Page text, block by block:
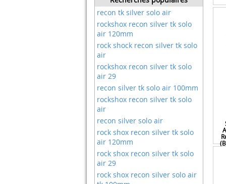
Dilwe
Dioche
Dresco
Dt Swiss
Dunlop Sport
Durca
Easton
Ecelen
Ecovelo
Effetto Mariposa
Elvedes
Ergotec
Eskapad
Estink
Eyepower
Fafeicy
Compteurs Vélo
Couronnes
Fonds De Jantes
Fourche Cycles
Fourches
Freins
Garde-boue
Graissage
Home Trainer
Home Trainers
Housses
Huile De Fourche Moto
Huiles
Idées Cadeaux Pour
Aventuriers
Kit Velo Electrique
recon tk silver solo air
rockshox recon silver tk solo
air 120mm
rock shock recon silver tk solo
air
rockshox recon silver tk solo
air 29
recon silver tk solo air 100mm
rockshox recon silver tk solo
air
recon silver solo air
rock shox recon silver tk solo
air 120mm
rock shox recon silver tk solo
air 29
rock shox recon silver solo air